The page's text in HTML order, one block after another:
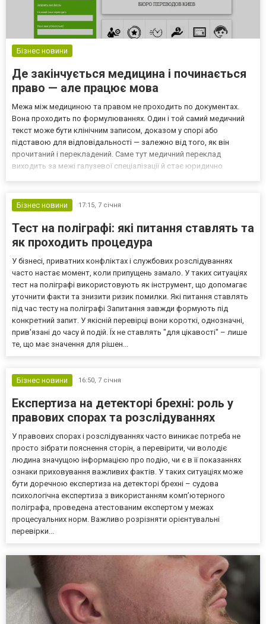
Бізнес новини
Де закінчується медицина і починається
право — але працює мова
Межа між медициною та правом не проходить по документах.
Вона проходить по формулюваннях. Один і той самий медичний
текст може бути клінічним записом, доказом у спорі або
підставою для відповідальності — залежно від того, як він
прочитаний і перекладений. Саме тут медичний переклад
виходить за межі галузевої спеціалізації й стає юридично
Бізнес новини
17:15, 7 січня
Тест на поліграфі: які питання ставлять та
як проходить процедура
У бізнесі, приватних конфліктах і службових розслідуваннях
часто настає момент, коли припущень замало. У таких ситуаціях
тест на поліграфі використовують як інструмент, що допомагає
уточнити факти та знизити ризик помилки. Які питання ставлять
під час тесту на поліграфі Запитання завжди формують під
конкретний запит. У якісній перевірці вони короткі, однозначні,
прив'язані до часу й подій. Їх не ставлять "для цікавості" – лише
те, що має значення для рішен...
Бізнес новини 16:50, 7 січня
Експертиза на детекторі брехні: роль у
правових спорах та розслідуваннях
У правових спорах і розслідуваннях часто виникає потреба не
просто зібрати пояснення сторін, а перевірити, чи володіє
людина значущою інформацією про подію, чи є в її показаннях
ознаки приховування важливих фактів. У таких ситуаціях може
бути доречною експертиза на детекторі брехні – судова
психологічна експертиза з використанням комп’ютерного
поліграфа, проведена атестованим експертом у межах
процесуальних норм. Важливо розрізняти орієнтувальні
перевірки...